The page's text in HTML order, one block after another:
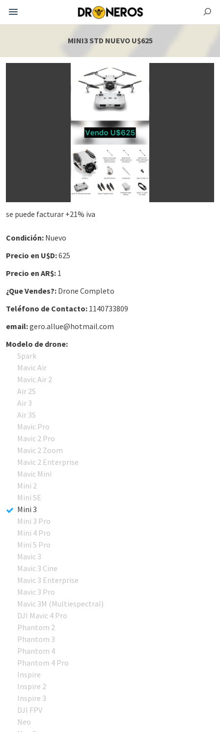
MINI3 STD NUEVO U$625
se puede facturar +21% iva
Condición: Nuevo
Precio en U$D:625
Precio en AR$: 1
¿Que Vendes?: Drone Completo
Teléfono de Contacto: 1140733809
email:gero.allue@hotmail.com
Modelo de drone:
Spark
Mavic Air
Mavic Air 2
Air 2S
Air 3
Air 3S
Mavic Pro
Mavic 2 Pro
Mavic 2 Zoom
Mavic 2 Enterprise
Mavic Mini
Mini 2
Mini SE
Mini 3
Mini 3 Pro
Mini 4 Pro
Mini 5 Pro
Mavic 3
Mavic 3 Cine
Mavic 3 Enterprise
Mavic 3 Pro
Mavic 3M (Multiespectral)
DJI Mavic 4 Pro
Phantom 2
Phantom 3
Phantom 4
Phantom 4 Pro
Inspire
Inspire 2
Inspire 3
DJI FPV
Neo